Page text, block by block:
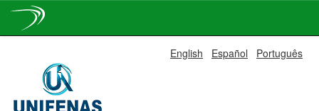
navigation
English Español Português